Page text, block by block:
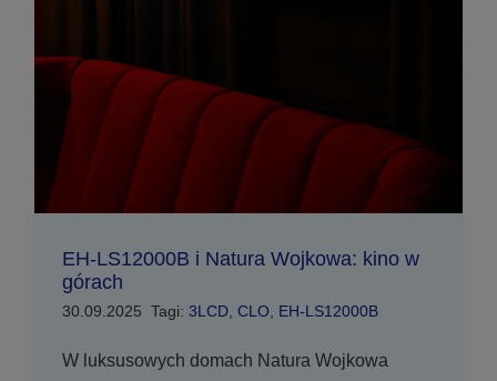
EH-LS12000B i Natura Wojkowa: kino w
górach
30.09.2025 Tagi: 3LCD, CLO, EH-LS12000B
W luksusowych domach Natura Wojkowa